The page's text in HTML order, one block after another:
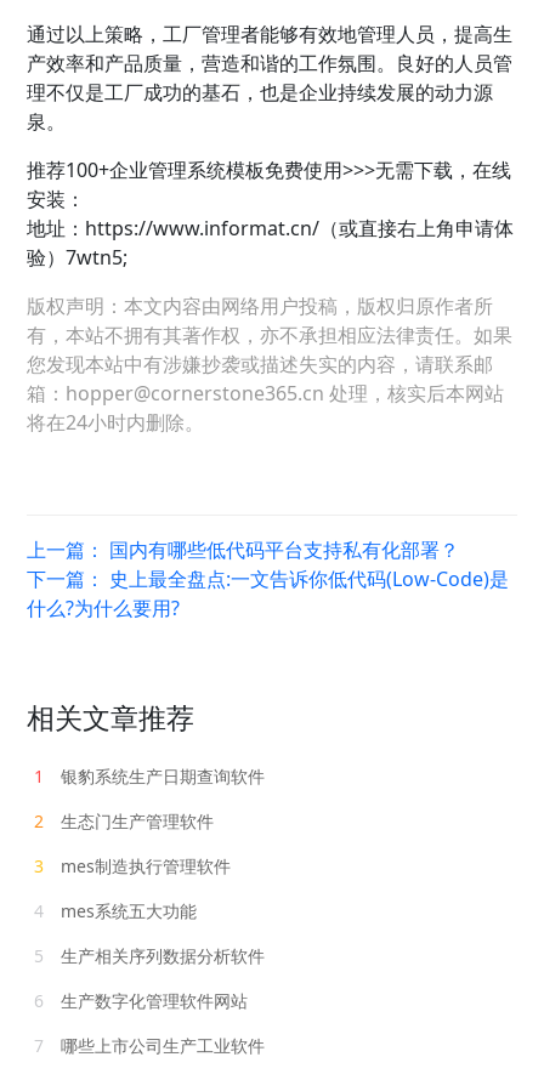
通过以上策略，工厂管理者能够有效地管理人员，提高生
产效率和产品质量，营造和谐的工作氛围。良好的人员管
理不仅是工厂成功的基石，也是企业持续发展的动力源
泉。
推荐100+企业管理系统模板免费使用>>>无需下载，在线
安装：
地址： https://www.informat.cn/（或直接右上角申请体
验）7wtn5;
版权声明：本文内容由网络用户投稿，版权归原作者所
有，本站不拥有其著作权，亦不承担相应法律责任。如果
您发现本站中有涉嫌抄袭或描述失实的内容，请联系邮
箱：hopper@cornerstone365.cn 处理，核实后本网站
将在24小时内删除。
上一篇： 国内有哪些低代码平台支持私有化部署？
下一篇： 史上最全盘点:一文告诉你低代码(Low-Code)是
什么?为什么要用?
相关文章推荐
1
银豹系统生产日期查询软件
2
生态门生产管理软件
3
mes制造执行管理软件
4
mes系统五大功能
5
生产相关序列数据分析软件
6
生产数字化管理软件网站
7
哪些上市公司生产工业软件